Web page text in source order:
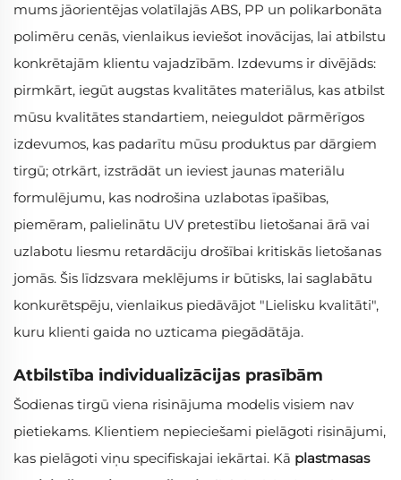
mums jāorientējas volatīlajās ABS, PP un polikarbonāta
polimēru cenās, vienlaikus ieviešot inovācijas, lai atbilstu
konkrētajām klientu vajadzībām. Izdevums ir divējāds:
pirmkārt, iegūt augstas kvalitātes materiālus, kas atbilst
mūsu kvalitātes standartiem, neieguldot pārmērīgos
izdevumos, kas padarītu mūsu produktus par dārgiem
tirgū; otrkārt, izstrādāt un ieviest jaunas materiālu
formulējumu, kas nodrošina uzlabotas īpašības,
piemēram, palielinātu UV pretestību lietošanai ārā vai
uzlabotu liesmu retardāciju drošībai kritiskās lietošanas
jomās. Šis līdzsvara meklējums ir būtisks, lai saglabātu
konkurētspēju, vienlaikus piedāvājot "Lielisku kvalitāti",
kuru klienti gaida no uzticama piegādātāja.
Atbilstība individualizācijas prasībām
Šodienas tirgū viena risinājuma modelis visiem nav
pietiekams. Klientiem nepieciešami pielāgoti risinājumi,
kas pielāgoti viņu specifiskajai iekārtai. Kā plastmasas